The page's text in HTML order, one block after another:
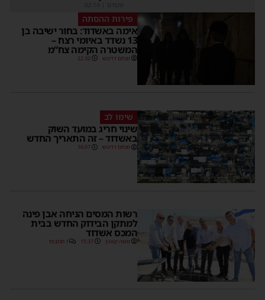
מקודם
פירות ההסתה
אימה באשדוד: בחור ישיבה בן
13 נשדד באיומי רצח –
המשטרה הקימה צח”מ
מנחם דויטש 22:32
שימו לב
שינוי חריג במועד השוק
באשדוד – זה התאריך החדש
מנחם דויטש 16:07
רשות המסים הניחה אבן פינה
למתקן הבידוק החדש בבית
המכס אשדוד
משה קאהן 15:37 1 תגובות